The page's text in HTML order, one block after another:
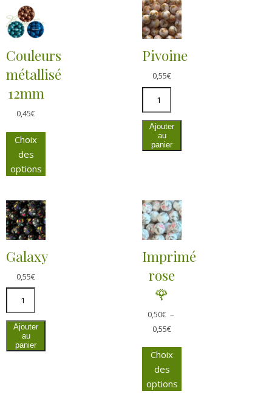
Couleurs
métallisé
12mm
0,45€
Choix
des
options
Pivoine
0,55€
Ajouter
au
panier
Galaxy
0,55€
Ajouter
au
panier
Imprimé
rose
🌹
0,50€ –
0,55€
Choix
des
options